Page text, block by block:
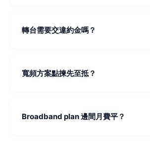
哋，我哋會根據你嘅地區覆蓋同需要，免
案。
轉台需要交違約金嗎？
用作為違約金。建議喺約滿前 1-2 個月開
約滿後轉台就唔使交違約金。
寬頻方案點揀先至抵？
贈品需要（Disney+/Netflix等）。
Broadband plan 邊間月費平？